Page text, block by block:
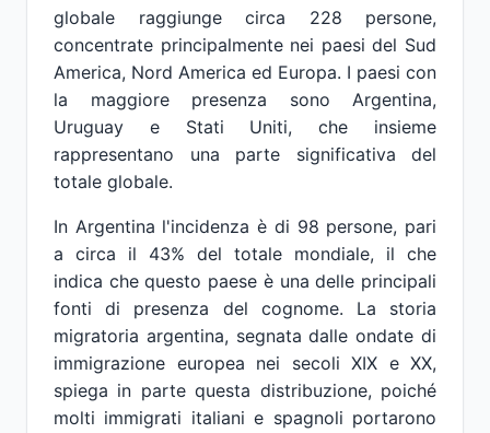
globale raggiunge circa 228 persone,
concentrate principalmente nei paesi del Sud
America, Nord America ed Europa. I paesi con
la maggiore presenza sono Argentina,
Uruguay e Stati Uniti, che insieme
rappresentano una parte significativa del
totale globale.
In Argentina l'incidenza è di 98 persone, pari
a circa il 43% del totale mondiale, il che
indica che questo paese è una delle principali
fonti di presenza del cognome. La storia
migratoria argentina, segnata dalle ondate di
immigrazione europea nei secoli XIX e XX,
spiega in parte questa distribuzione, poiché
molti immigrati italiani e spagnoli portarono